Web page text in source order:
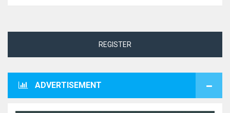
REGISTER
ADVERTISEMENT